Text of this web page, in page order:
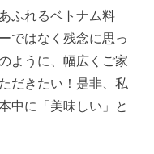
ふれるベトナム料
ではなく残念に思っ
ように、幅広くご家
だきたい！是非、私
中に「美味しい」と